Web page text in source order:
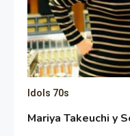
Idols 70s
Mariya Takeuchi y